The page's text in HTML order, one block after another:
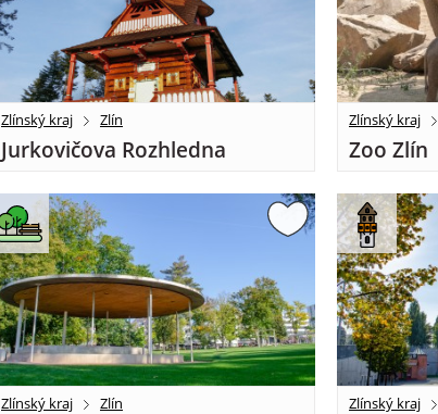
Zlínský kraj Zlín
Jurkovičova Rozhledna
Zlínský kraj
Zoo Zlín
Zlínský kraj Zlín Zlínský kraj